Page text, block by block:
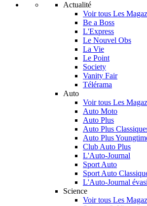
Actualité
Voir tous Les
Be a Boss
L'Express
Le Nouvel Obs
La Vie
Le Point
Society
Vanity Fair
Télérama
Auto
Voir tous Les
Auto Moto
Auto Plus
Auto Plus
Auto Plus
Club Auto Plus
L'Auto-Journal
Sport Auto
Sport Auto
L'Auto-Journal
Science
Voir tous Les